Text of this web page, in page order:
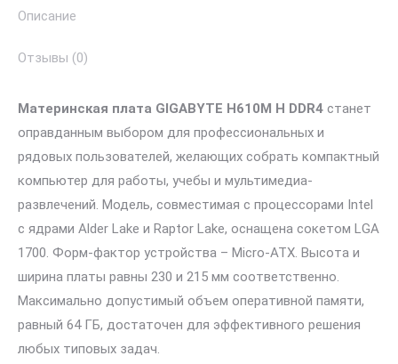
Описание
Отзывы (0)
Материнская плата GIGABYTE H610M H DDR4 станет
оправданным выбором для профессиональных и
рядовых пользователей, желающих собрать компактный
компьютер для работы, учебы и мультимедиа-
развлечений. Модель, совместимая с процессорами Intel
с ядрами Alder Lake и Raptor Lake, оснащена сокетом LGA
1700. Форм-фактор устройства – Micro-ATX. Высота и
ширина платы равны 230 и 215 мм соответственно.
Максимально допустимый объем оперативной памяти,
равный 64 ГБ, достаточен для эффективного решения
любых типовых задач.